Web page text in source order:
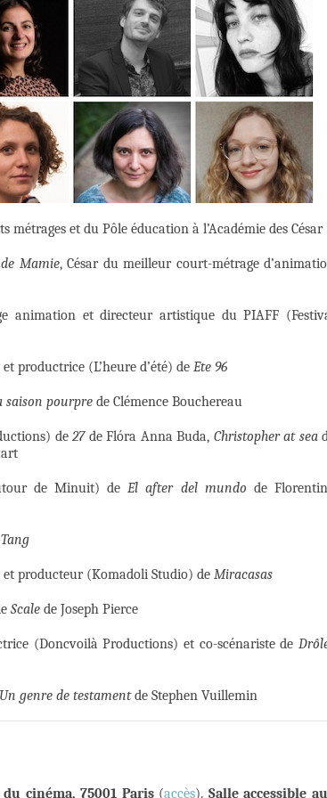
métrages et du Pôle éducation à l’Académie des César
Mamie, César du meilleur court-métrage
animation et directeur artistique du PIAFF
productrice (L’heure d’été) de Ete 96
saison pourpre de Clémence Bouchereau
de 27de Flóra Anna Buda, Christopher at sea
de Minuit) deEl after del mundo de
et producteur (Komadoli Studio) de Miracasas
Scale de Joseph Pierce
(Doncvoilà Productions) et co-scénariste de
Un genre de testamentde Stephen Vuillemin
cinéma, 75001 Paris(accès). Salle accessible